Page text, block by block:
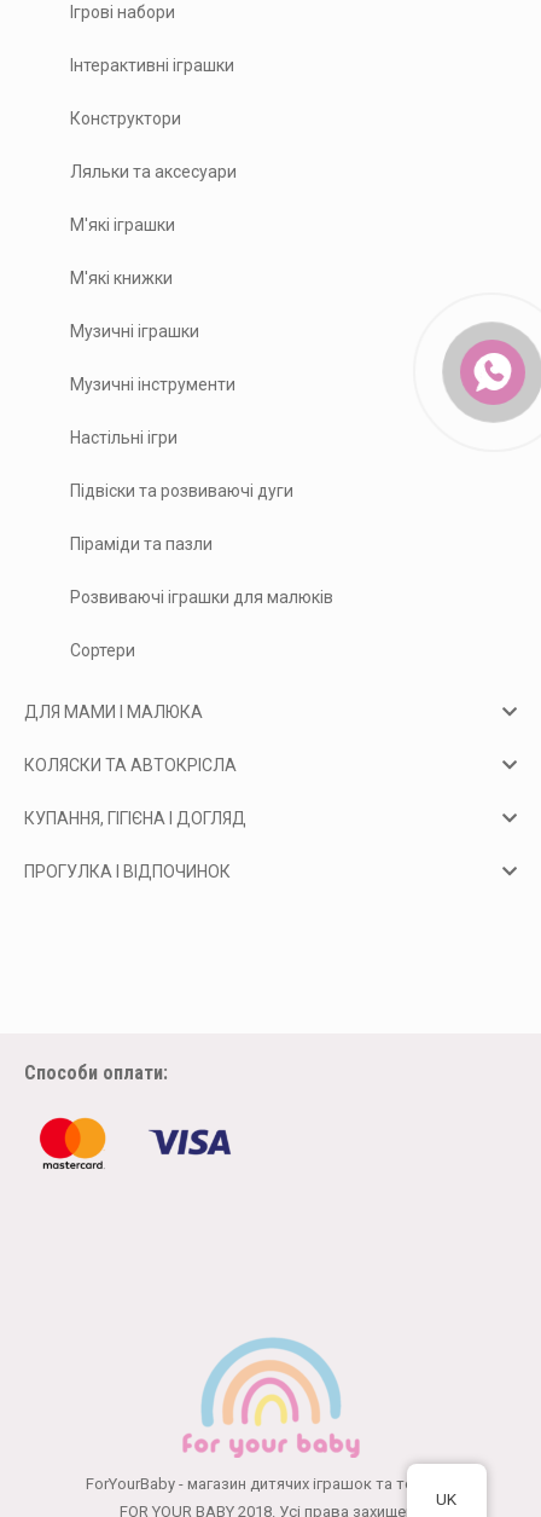
Ігрові набори
Інтерактивні іграшки
Конструктори
Ляльки та аксесуари
М'які іграшки
М'які книжки
Музичні іграшки
Музичні інструменти
Настільні ігри
Підвіски та розвиваючі дуги
Піраміди та пазли
Розвиваючі іграшки для малюків
Сортери
ДЛЯ МАМИ І МАЛЮКА
КОЛЯСКИ ТА АВТОКРІСЛА
КУПАННЯ, ГІГІЄНА І ДОГЛЯД
ПРОГУЛКА І ВІДПОЧИНОК
Способи оплати:
ForYourBaby - магазин дитячих іграшок та товарів
FOR YOUR BABY 2018. Усі права захищені.
UK